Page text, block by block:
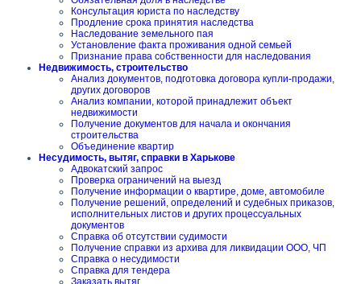
Консультация юриста по наследству
Продление срока принятия наследства
Наследование земельного пая
Установление факта проживания одной семьей
Признание права собственности для наследования
Недвижимость, строительство
Анализ документов, подготовка договора купли-продажи,
других договоров
Анализ компании, которой принадлежит объект
недвижимости
Получение документов для начала и окончания
строительства
Объединение квартир
Несудимость, вытяг, справки в Харькове
Адвокатский запрос
Проверка ограничений на выезд
Получение информации о квартире, доме, автомобиле
Получение решений, определений и судебных приказов,
исполнительных листов и других процессуальных
документов
Справка об отсутствии судимости
Получение справки из архива для ликвидации ООО, ЧП
Справка о несудимости
Справка для тендера